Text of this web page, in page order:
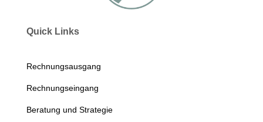
Quick Links
Rechnungsausgang
Rechnungseingang
Beratung und Strategie